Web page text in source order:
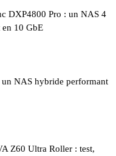
DXP4800 Pro : un NAS 4
10 GbE
NAS hybride performant
Z60 Ultra Roller : test,